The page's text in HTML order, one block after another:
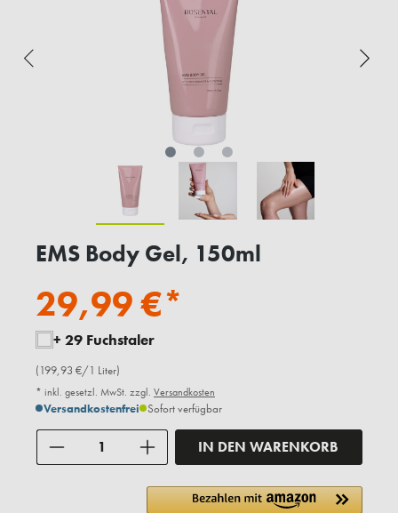
EMS Body Gel, 150ml
29,99 €*
+ 29 Fuchstaler
(199,93 €/1 Liter)
* inkl. gesetzl. MwSt. zzgl. Versandkosten
Versandkostenfrei Sofort verfügbar
IN DEN WARENKORB